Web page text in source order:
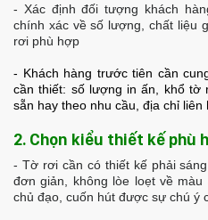
- Xác định đối tượng khách
chính xác về số lượng, chất liệu
rơi phù hợp
- Khách hàng trước tiên cần
cần thiết: số lượng in ấn, khổ tờ
sẵn hay theo nhu cầu, địa chỉ liên
2. Chọn kiểu thiết kế phù
- Tờ rơi cần có thiết kế phải
đơn giản, không lòe loẹt về
chủ đạo, cuốn hút được sự chú ý